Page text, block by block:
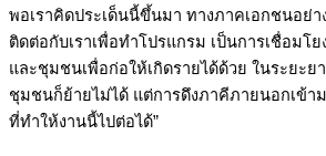
พอเราคิดประเด็นนี้ขึ้นมา ทางภาคเอกชนอย่า
ติดต่อกับเราเพื่อทำโปรแกรม เป็นการเชื่อมโ
และชุมชนเพื่อก่อให้เกิดรายได้ด้วย ในระยะย
ชุมชนก็ย้ายไม่ได้ แต่การดึงภาคีภายนอกเข้า
ที่ทำให้งานนี้ไปต่อได้”